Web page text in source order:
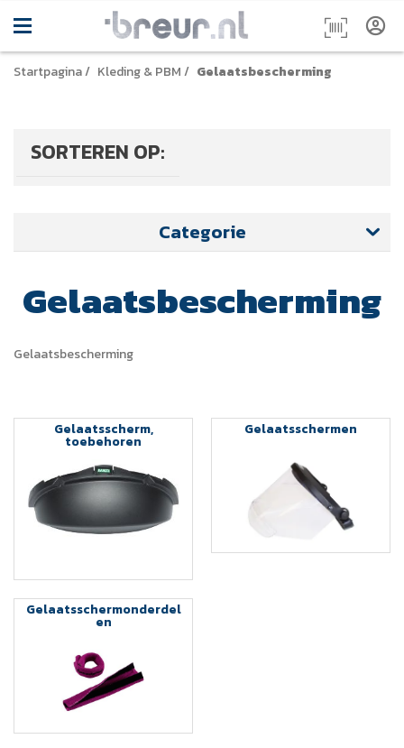
Startpagina/ Kleding & PBM/ Gelaatsbescherming
SORTEREN OP:
Categorie
Gelaatsbescherming
Gelaatsbescherming
Gelaatsscherm,
toebehoren
Gelaatsschermen
Gelaatsschermonderdel
en